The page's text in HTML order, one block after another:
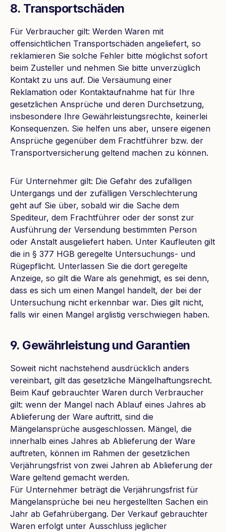
8. Transportschäden
Für Verbraucher gilt: Werden Waren mit
offensichtlichen Transportschäden angeliefert, so
reklamieren Sie solche Fehler bitte möglichst sofort
beim Zusteller und nehmen Sie bitte unverzüglich
Kontakt zu uns auf. Die Versäumung einer
Reklamation oder Kontaktaufnahme hat für Ihre
gesetzlichen Ansprüche und deren Durchsetzung,
insbesondere Ihre Gewährleistungsrechte, keinerlei
Konsequenzen. Sie helfen uns aber, unsere eigenen
Ansprüche gegenüber dem Frachtführer bzw. der
Transportversicherung geltend machen zu können.
Für Unternehmer gilt: Die Gefahr des zufälligen
Untergangs und der zufälligen Verschlechterung
geht auf Sie über, sobald wir die Sache dem
Spediteur, dem Frachtführer oder der sonst zur
Ausführung der Versendung bestimmten Person
oder Anstalt ausgeliefert haben. Unter Kaufleuten gilt
die in § 377 HGB geregelte Untersuchungs- und
Rügepflicht. Unterlassen Sie die dort geregelte
Anzeige, so gilt die Ware als genehmigt, es sei denn,
dass es sich um einen Mangel handelt, der bei der
Untersuchung nicht erkennbar war. Dies gilt nicht,
falls wir einen Mangel arglistig verschwiegen haben.
9. Gewährleistung und Garantien
Soweit nicht nachstehend ausdrücklich anders
vereinbart, gilt das gesetzliche Mängelhaftungsrecht.
Beim Kauf gebrauchter Waren durch Verbraucher
gilt: wenn der Mangel nach Ablauf eines Jahres ab
Ablieferung der Ware auftritt, sind die
Mängelansprüche ausgeschlossen. Mängel, die
innerhalb eines Jahres ab Ablieferung der Ware
auftreten, können im Rahmen der gesetzlichen
Verjährungsfrist von zwei Jahren ab Ablieferung der
Ware geltend gemacht werden.
Für Unternehmer beträgt die Verjährungsfrist für
Mängelansprüche bei neu hergestellten Sachen ein
Jahr ab Gefahrübergang. Der Verkauf gebrauchter
Waren erfolgt unter Ausschluss jeglicher